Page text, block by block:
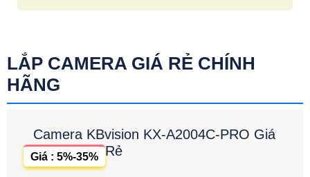
LẮP CAMERA GIÁ RẺ CHÍNH
HÃNG
Camera KBvision KX-A2004C-PRO Giá
Rẻ
Giá : 5%-35%